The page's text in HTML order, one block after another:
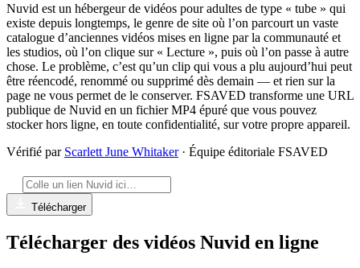
Nuvid est un hébergeur de vidéos pour adultes de type « tube » qui
existe depuis longtemps, le genre de site où l’on parcourt un vaste
catalogue d’anciennes vidéos mises en ligne par la communauté et
les studios, où l’on clique sur « Lecture », puis où l’on passe à autre
chose. Le problème, c’est qu’un clip qui vous a plu aujourd’hui peut
être réencodé, renommé ou supprimé dès demain — et rien sur la
page ne vous permet de le conserver. FSAVED transforme une URL
publique de Nuvid en un fichier MP4 épuré que vous pouvez
stocker hors ligne, en toute confidentialité, sur votre propre appareil.
Vérifié par Scarlett June Whitaker· Équipe éditoriale FSAVED
Télécharger
Télécharger des vidéos Nuvid en ligne